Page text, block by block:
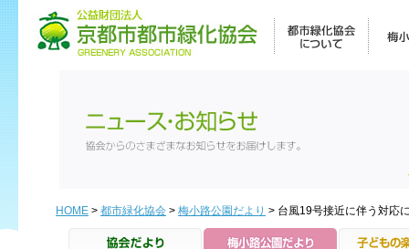
HOME > 都市緑化協会 > 梅小路公園だより > 台風19号接近に伴う対応